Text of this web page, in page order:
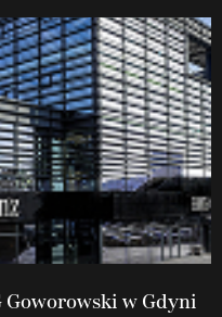
Goworowski w Gdyni